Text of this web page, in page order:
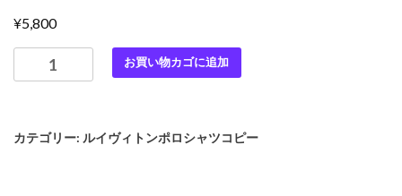
¥5,800
高
イ
お買い物カゴに追加
カテゴリー: ルイヴィトンポロシャツコピー